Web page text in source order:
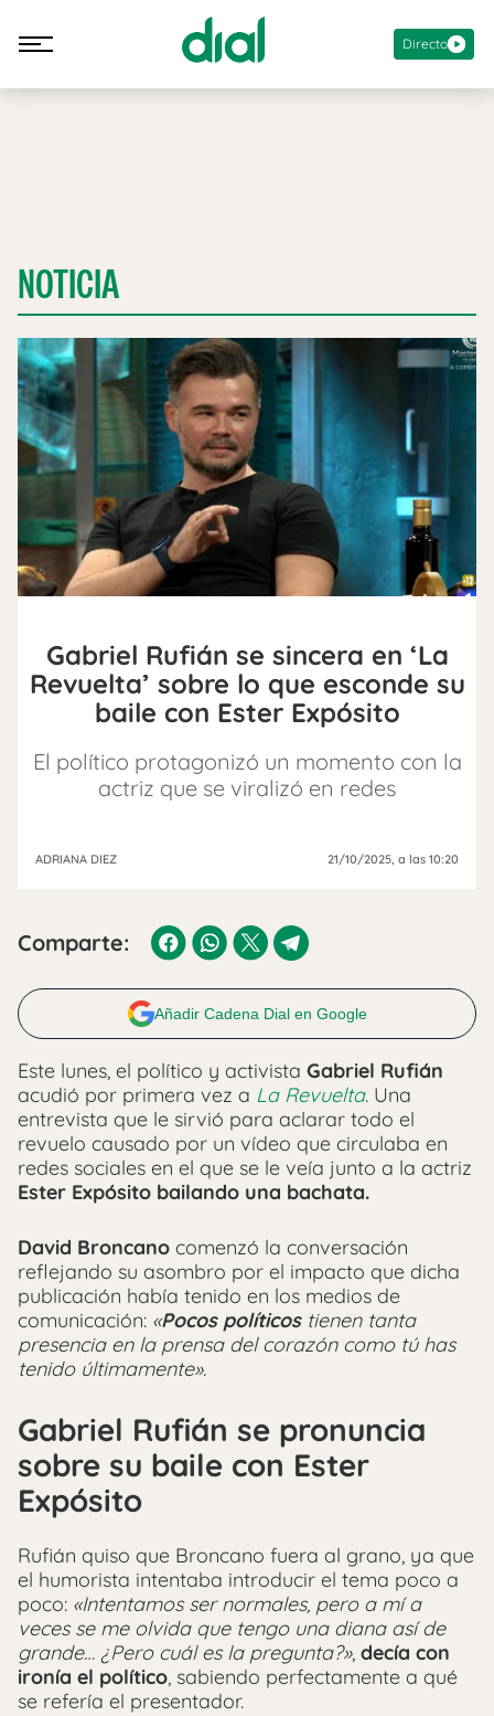
Directo
NOTICIA
Gabriel Rufián se sincera en ‘La
Revuelta’ sobre lo que esconde su
baile con Ester Expósito
El político protagonizó un momento con la
actriz que se viralizó en redes
ADRIANA DIEZ 21/10/2025, a las 10:20
Comparte:
Añadir Cadena Dial en Google
Este lunes, el político y activista Gabriel Rufián
acudió por primera vez a La Revuelta. Una
entrevista que le sirvió para aclarar todo el
revuelo causado por un vídeo que circulaba en
redes sociales en el que se le veía junto a la actriz
Ester Expósito bailando una bachata.
David Broncano comenzó la conversación
reflejando su asombro por el impacto que dicha
publicación había tenido en los medios de
comunicación: «Pocos políticostienen tanta
presencia en la prensa del corazón como tú has
tenido últimamente».
Gabriel Rufián se pronuncia
sobre su baile con Ester
Expósito
Rufián quiso que Broncano fuera al grano, ya que
el humorista intentaba introducir el tema poco a
poco: «Intentamos ser normales, pero a mí a
veces se me olvida que tengo una diana así de
grande… ¿Pero cuál es la pregunta?», decía con
ironía el político, sabiendo perfectamente a qué
se refería el presentador.